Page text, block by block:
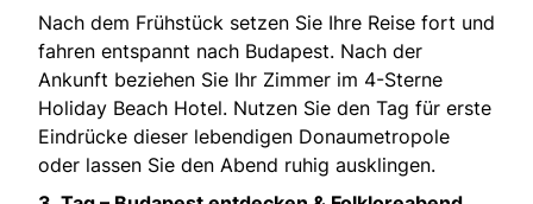
Nach dem Frühstück setzen Sie Ihre Reise fort und
fahren entspannt nach Budapest. Nach der
Ankunft beziehen Sie Ihr Zimmer im 4-Sterne
Holiday Beach Hotel. Nutzen Sie den Tag für erste
Eindrücke dieser lebendigen Donaumetropole
oder lassen Sie den Abend ruhig ausklingen.